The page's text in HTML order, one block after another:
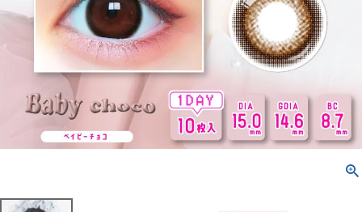
お支払い方法について
お買い物ガイド
お問い合わせ
よくあるご質問